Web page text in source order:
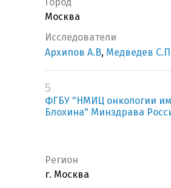
Город
Москва
Исследователи
Архипов А.В, Медведев С.П
5
ФГБУ "НМИЦ онкологии
Блохина" Минздрава
Регион
г. Москва